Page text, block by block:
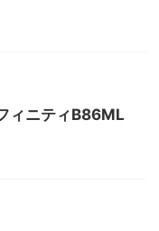
ィニティB86ML